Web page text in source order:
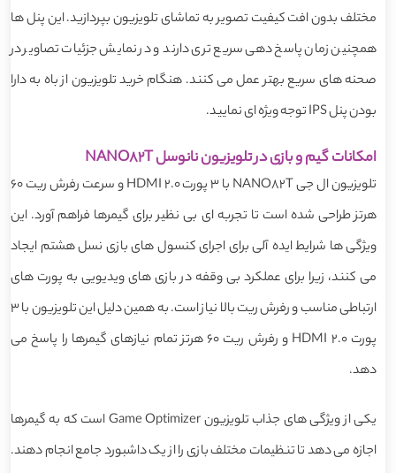
مختلف بدون افت کیفیت تصویر به تماشای تلویزیون بپردازید. این پنل ها
همچنین زمان پاسخ دهی سریع تری دارند و در نمایش جزئیات تصاویر در
صحنه های سریع بهتر عمل می کنند. هنگام خرید تلویزیون از باه به دارا
بودن پنل IPS توجه ویژه ای نمایید.
امکانات گیم و بازی در تلویزیون نانوسل NANO82T
تلویزیون ال جی NANO82T با 3 پورت HDMI 2.0 و سرعت رفرش ریت 60
هرتز طراحی شده است تا تجربه ای بی نظیر برای گیمرها فراهم آورد. این
ویژگی ها شرایط ایده آلی برای اجرای کنسول های بازی نسل هشتم ایجاد
می کنند، زیرا برای عملکرد بی وقفه در بازی های ویدیویی به پورت های
ارتباطی مناسب و رفرش ریت بالا نیاز است. به همین دلیل این تلویزیون با 3
پورت HDMI 2.0 و رفرش ریت 60 هرتز تمام نیازهای گیمرها را پاسخ می
دهد.
یکی از ویژگی های جذاب تلویزیون Game Optimizer است که به گیمرها
اجازه می دهد تا تنظیمات مختلف بازی را از یک داشبورد جامع انجام دهند.